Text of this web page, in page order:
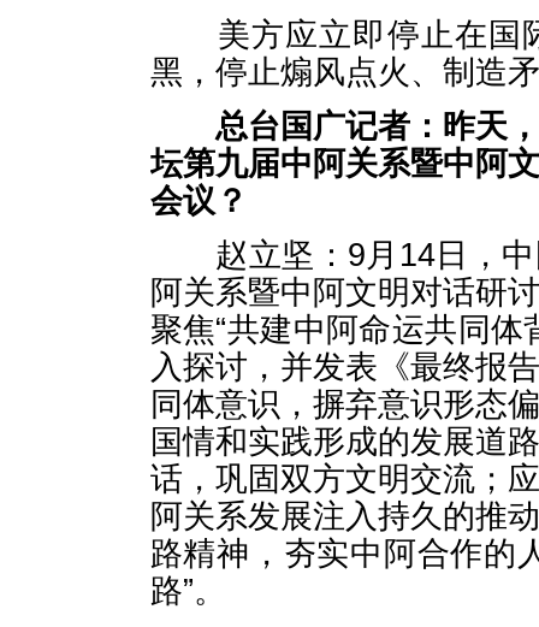
美方应立即停止在国
黑，停止煽风点火、制造
总台国广记者：昨天
坛第九届中阿关系暨中阿
会议？
赵立坚：9月14日，中
阿关系暨中阿文明对话研
聚焦“共建中阿命运共同
入探讨，并发表《最终报
同体意识，摒弃意识形态
国情和实践形成的发展道
话，巩固双方文明交流；
阿关系发展注入持久的推
路精神，夯实中阿合作的
路”。